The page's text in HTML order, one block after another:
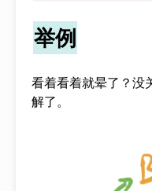
举例
看着看着就晕了？没
解了。